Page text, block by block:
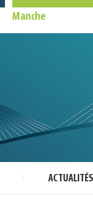
Manche
ACTUALITÉS